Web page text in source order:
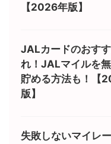
【2026年版】
JALカードのおす
れ！JALマイルを
貯める方法も！【
版】
失敗しないマイレ